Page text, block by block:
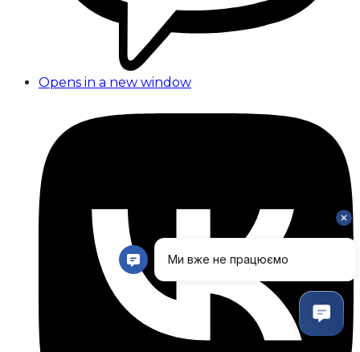
Opens in a new window